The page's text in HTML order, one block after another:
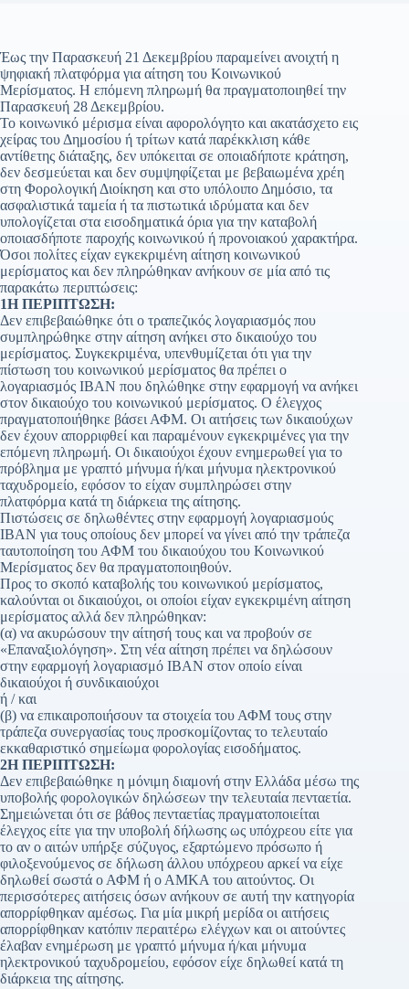
Έως την Παρασκευή 21 Δεκεμβρίου παραμείνει ανοιχτή η
ψηφιακή πλατφόρμα για αίτηση του Κοινωνικού
Μερίσματος. Η επόμενη πληρωμή θα πραγματοποιηθεί την
Παρασκευή 28 Δεκεμβρίου.
Το κοινωνικό μέρισμα είναι αφορολόγητο και ακατάσχετο εις
χείρας του Δημοσίου ή τρίτων κατά παρέκκλιση κάθε
αντίθετης διάταξης, δεν υπόκειται σε οποιαδήποτε κράτηση,
δεν δεσμεύεται και δεν συμψηφίζεται με βεβαιωμένα χρέη
στη Φορολογική Διοίκηση και στο υπόλοιπο Δημόσιο, τα
ασφαλιστικά ταμεία ή τα πιστωτικά ιδρύματα και δεν
υπολογίζεται στα εισοδηματικά όρια για την καταβολή
οποιασδήποτε παροχής κοινωνικού ή προνοιακού χαρακτήρα.
Όσοι πολίτες είχαν εγκεκριμένη αίτηση κοινωνικού
μερίσματος και δεν πληρώθηκαν ανήκουν σε μία από τις
παρακάτω περιπτώσεις:
1Η ΠΕΡΙΠΤΩΣΗ:
Δεν επιβεβαιώθηκε ότι ο τραπεζικός λογαριασμός που
συμπληρώθηκε στην αίτηση ανήκει στο δικαιούχο του
μερίσματος. Συγκεκριμένα, υπενθυμίζεται ότι για την
πίστωση του κοινωνικού μερίσματος θα πρέπει ο
λογαριασμός ΙΒΑΝ που δηλώθηκε στην εφαρμογή να ανήκει
στον δικαιούχο του κοινωνικού μερίσματος. Ο έλεγχος
πραγματοποιήθηκε βάσει ΑΦΜ. Οι αιτήσεις των δικαιούχων
δεν έχουν απορριφθεί και παραμένουν εγκεκριμένες για την
επόμενη πληρωμή. Οι δικαιούχοι έχουν ενημερωθεί για το
πρόβλημα με γραπτό μήνυμα ή/και μήνυμα ηλεκτρονικού
ταχυδρομείο, εφόσον το είχαν συμπληρώσει στην
πλατφόρμα κατά τη διάρκεια της αίτησης.
Πιστώσεις σε δηλωθέντες στην εφαρμογή λογαριασμούς
ΙΒΑΝ για τους οποίους δεν μπορεί να γίνει από την τράπεζα
ταυτοποίηση του ΑΦΜ του δικαιούχου του Κοινωνικού
Μερίσματος δεν θα πραγματοποιηθούν.
Προς το σκοπό καταβολής του κοινωνικού μερίσματος,
καλούνται οι δικαιούχοι, οι οποίοι είχαν εγκεκριμένη αίτηση
μερίσματος αλλά δεν πληρώθηκαν:
(α) να ακυρώσουν την αίτησή τους και να προβούν σε
«Επαναξιολόγηση». Στη νέα αίτηση πρέπει να δηλώσουν
στην εφαρμογή λογαριασμό ΙΒΑΝ στον οποίο είναι
δικαιούχοι ή συνδικαιούχοι
ή / και
(β) να επικαιροποιήσουν τα στοιχεία του ΑΦΜ τους στην
τράπεζα συνεργασίας τους προσκομίζοντας το τελευταίο
εκκαθαριστικό σημείωμα φορολογίας εισοδήματος.
2Η ΠΕΡΙΠΤΩΣΗ:
Δεν επιβεβαιώθηκε η μόνιμη διαμονή στην Ελλάδα μέσω της
υποβολής φορολογικών δηλώσεων την τελευταία πενταετία.
Σημειώνεται ότι σε βάθος πενταετίας πραγματοποιείται
έλεγχος είτε για την υποβολή δήλωσης ως υπόχρεου είτε για
το αν ο αιτών υπήρξε σύζυγος, εξαρτώμενο πρόσωπο ή
φιλοξενούμενος σε δήλωση άλλου υπόχρεου αρκεί να είχε
δηλωθεί σωστά ο ΑΦΜ ή ο ΑΜΚΑ του αιτούντος. Οι
περισσότερες αιτήσεις όσων ανήκουν σε αυτή την κατηγορία
απορρίφθηκαν αμέσως. Για μία μικρή μερίδα οι αιτήσεις
απορρίφθηκαν κατόπιν περαιτέρω ελέγχων και οι αιτούντες
έλαβαν ενημέρωση με γραπτό μήνυμα ή/και μήνυμα
ηλεκτρονικού ταχυδρομείου, εφόσον είχε δηλωθεί κατά τη
διάρκεια της αίτησης.